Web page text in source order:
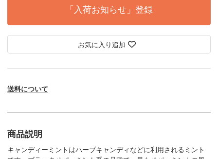
「入荷お知らせ」登録
お気に入り追加
送料について
商品説明
キャンディーミントはハーブキャンディなどに利用されるミント